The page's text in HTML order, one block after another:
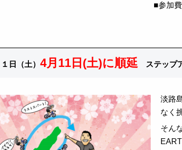
■参加
日（土） 4月11日(土)に順延 ステップ
淡路
なく
そん